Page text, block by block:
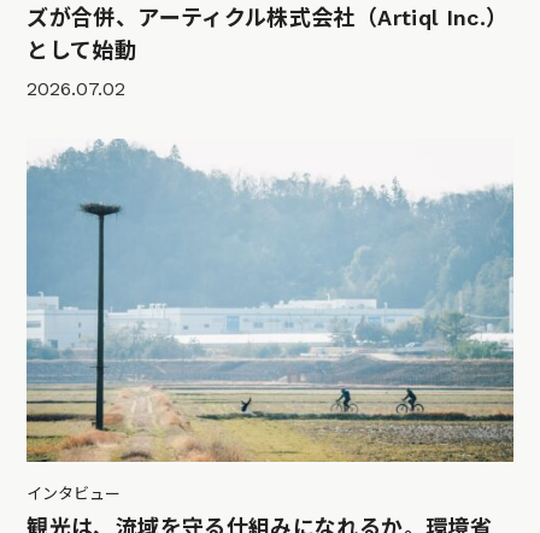
ズが合併、アーティクル株式会社（Artiql Inc.）
として始動
2026.07.02
インタビュー
観光は、流域を守る仕組みになれるか。環境省